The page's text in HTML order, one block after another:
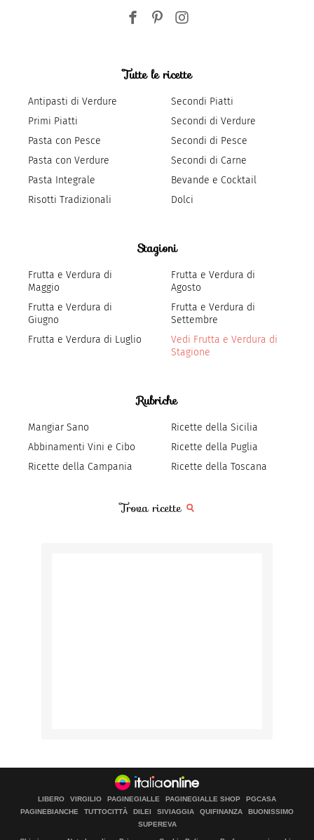
Tutte le ricette
Antipasti di Verdure
Primi Piatti
Pasta con Pesce
Pasta con Verdure
Pasta Integrale
Risotti Tradizionali
Secondi Piatti
Secondi di Verdure
Secondi di Pesce
Secondi di Carne
Bevande e Cocktail
Dolci
Stagioni
Frutta e Verdura di
Maggio
Frutta e Verdura di
Giugno
Frutta e Verdura di Luglio
Frutta e Verdura di
Agosto
Frutta e Verdura di
Settembre
Vedi Frutta e Verdura di
Stagione
Rubriche
Mangiar Sano
Abbinamenti Vini e Cibo
Ricette della Campania
Ricette della Sicilia
Ricette della Puglia
Ricette della Toscana
Trova ricette
LIBERO VIRGILIO PAGINEGIALLE PAGINEGIALLE SHOP
PGCASA
PAGINEBIANCHE
TUTTOCITTÀ DILEI SIVIAGGIA QUIFINANZA
BUONISSIMO
SUPEREVA